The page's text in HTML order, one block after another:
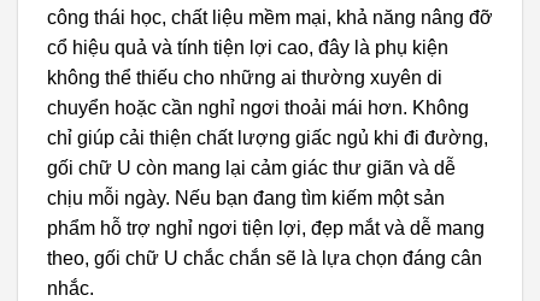
công thái học, chất liệu mềm mại, khả năng nâng đỡ
cổ hiệu quả và tính tiện lợi cao, đây là phụ kiện
không thể thiếu cho những ai thường xuyên di
chuyển hoặc cần nghỉ ngơi thoải mái hơn. Không
chỉ giúp cải thiện chất lượng giấc ngủ khi đi đường,
gối chữ U còn mang lại cảm giác thư giãn và dễ
chịu mỗi ngày. Nếu bạn đang tìm kiếm một sản
phẩm hỗ trợ nghỉ ngơi tiện lợi, đẹp mắt và dễ mang
theo, gối chữ U chắc chắn sẽ là lựa chọn đáng cân
nhắc.